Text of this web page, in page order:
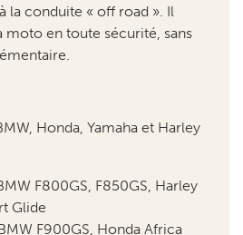
Honda, Yamaha et Harley
Glide
F900GS, Honda Africa
Heritage Softail
F900 GS Adv, BMW
BMW R1300GS, Harley